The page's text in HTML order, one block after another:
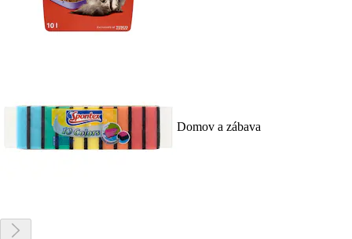
Domov a zábava